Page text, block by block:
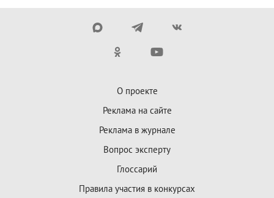
О проекте
Реклама на сайте
Реклама в журнале
Вопрос эксперту
Глоссарий
Правила участия в конкурсах